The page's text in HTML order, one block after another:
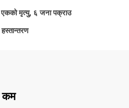
एकको मृत्यु, ६ जना पक्राउ
हस्तान्तरण
कम